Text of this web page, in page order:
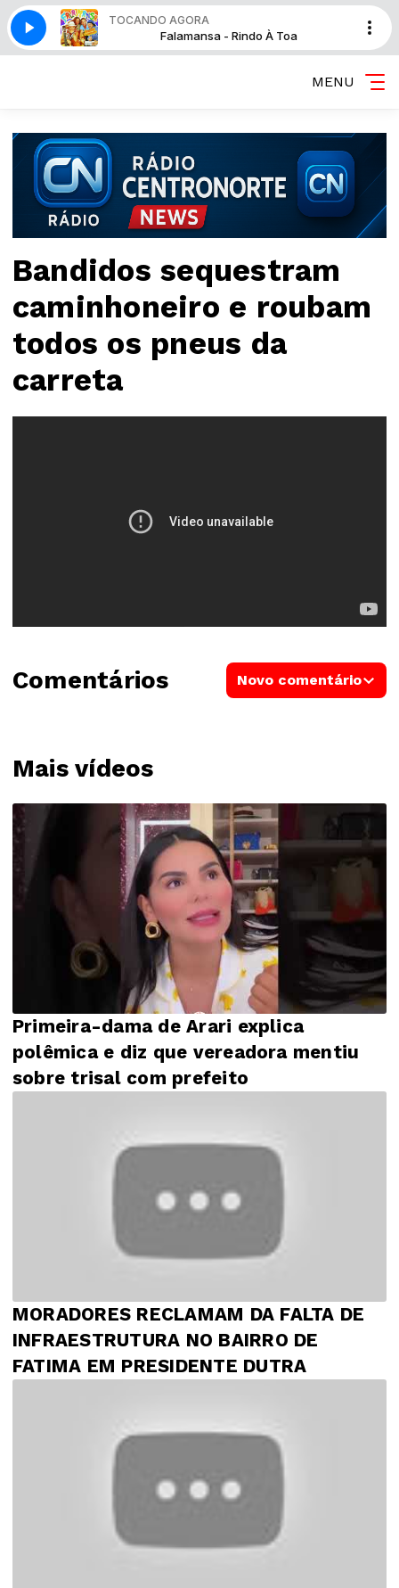
TOCANDO AGORA
À Toa Falamansa - Rindo À Toa
MENU
Bandidos sequestram
caminhoneiro e roubam
todos os pneus da
carreta
Mais vídeos
Primeira-dama de Arari explica
polêmica e diz que vereadora mentiu
sobre trisal com prefeito
MORADORES RECLAMAM DA FALTA DE
INFRAESTRUTURA NO BAIRRO DE
FATIMA EM PRESIDENTE DUTRA
Comentários Novo comentário